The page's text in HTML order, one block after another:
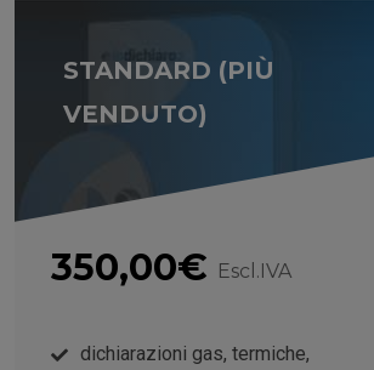
STANDARD (PIÙ
VENDUTO)
350,00€ Escl.IVA
dichiarazioni gas, termiche,